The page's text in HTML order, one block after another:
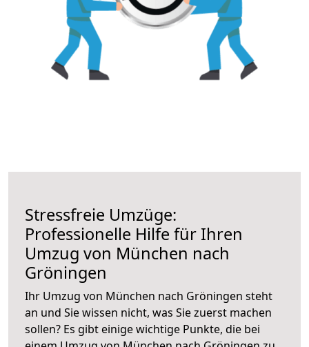
Stressfreie Umzüge:
Professionelle Hilfe für Ihren
Umzug von München nach
Gröningen
Ihr Umzug von München nach Gröningen steht
an und Sie wissen nicht, was Sie zuerst machen
sollen? Es gibt einige wichtige Punkte, die bei